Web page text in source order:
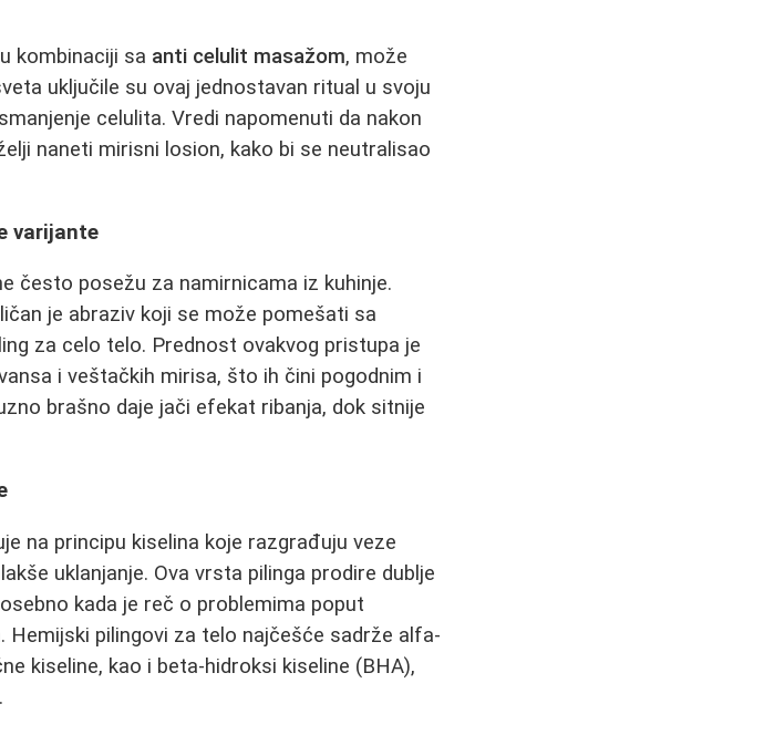
kombinaciji sa anti celulit masažom, može
uključile su ovaj jednostavan ritual u svoju
celulita. Vredi napomenuti da nakon
naneti mirisni losion, kako bi se neutralisao
varijante
često posežu za namirnicama iz kuhinje.
je abraziv koji se može pomešati sa
za celo telo. Prednost ovakvog pristupa je
i veštačkih mirisa, što ih čini pogodnim i
brašno daje jači efekat ribanja, dok sitnije
na principu kiselina koje razgrađuju veze
uklanjanje. Ova vrsta pilinga prodire dublje
kada je reč o problemima poput
pilingovi za telo najčešće sadrže alfa-
kiseline, kao i beta-hidroksi kiseline (BHA),